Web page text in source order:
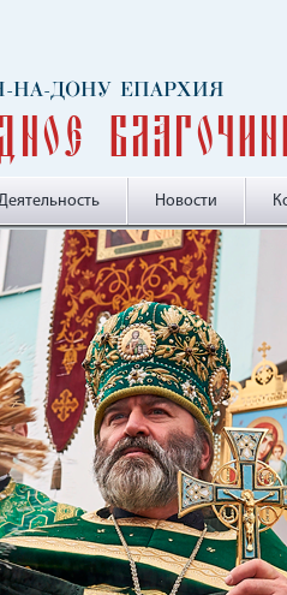
НА-ДОНУ ЕПАРХИЯ
Новости
-->